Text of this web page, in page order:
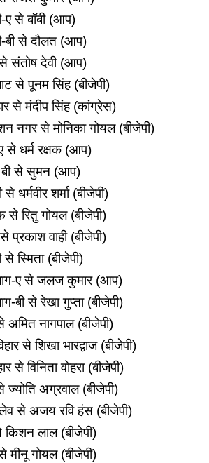
ए से बॉबी (आप)
बी से दौलत (आप)
से संतोष देवी (आप)
से पूनम सिंह (बीजेपी)
से मंदीप सिंह (कांग्रेस)
नगर से मोनिका गोयल (बीजेपी)
से धर्म रक्षक (आप)
बी से सुमन (आप)
से धर्मवीर शर्मा (बीजेपी)
से रितु गोयल (बीजेपी)
प्रकाश वाही (बीजेपी)
से स्मिता (बीजेपी)
बाग-ए से जलज कुमार (आप)
बी से रेखा गुप्ता (बीजेपी)
अमित नागपाल (बीजेपी)
से शिखा भारद्वाज (बीजेपी)
से विनिता वोहरा (बीजेपी)
ज्योति अग्रवाल (बीजेपी)
से अजय रवि हंस (बीजेपी)
लाल (बीजेपी)
मीनू गोयल (बीजेपी)